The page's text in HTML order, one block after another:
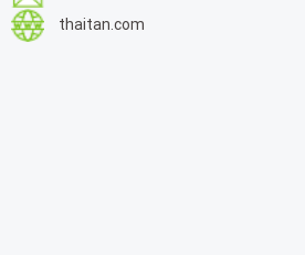
thaitan.com